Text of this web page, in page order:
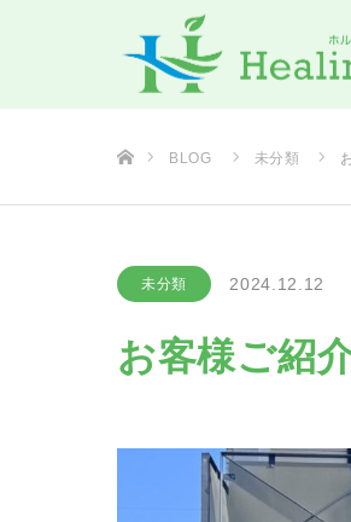
BLOG 未分類
未分類 2024.12.12
お客様ご紹